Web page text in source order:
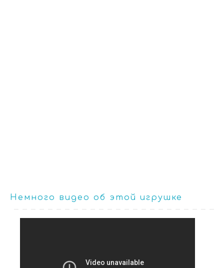
Немного видео об этой игрушке